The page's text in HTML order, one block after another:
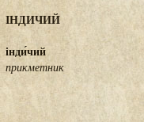
ІНДИЧИЙ
інди́чий
прикметник